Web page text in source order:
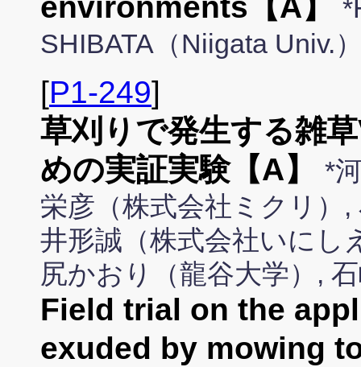
environments【A】
SHIBATA（Niigata Univ.
[P1-249]
草刈りで発生する雑
めの実証実験【A】
*
栄彦（株式会社ミクリ）
井形誠（株式会社いにし
尻かおり（龍谷大学）,
Field trial on the
exuded by mowing